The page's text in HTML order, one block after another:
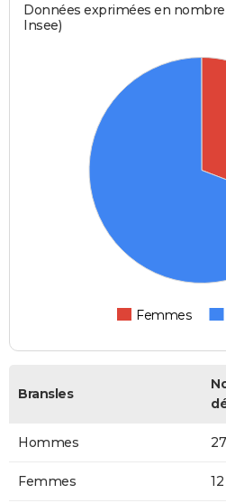
Données exprimées en nombre
Insee)
Femmes
Bransles
Hommes 27
Femmes 12